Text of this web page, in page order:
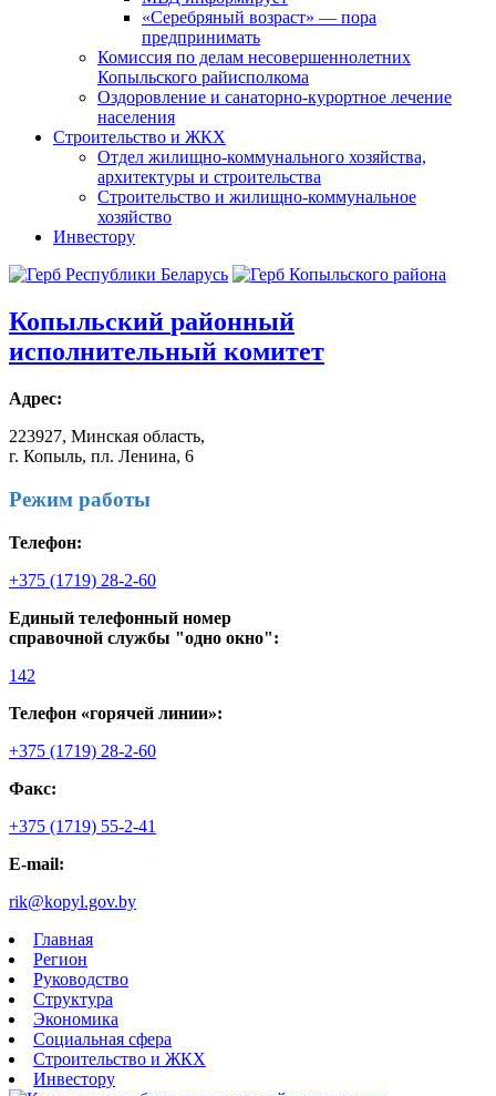
«Серебряный возраст» — пора
предпринимать
Комиссия по делам несовершеннолетних
Копыльского райисполкома
Оздоровление и санаторно-курортное лечение
населения
Строительство и ЖКХ
Отдел жилищно-коммунального хозяйства,
архитектуры и строительства
Строительство и жилищно-коммунальное
хозяйство
Инвестору
Копыльский районный
исполнительный комитет
Адрес:
223927, Минская область,
г. Копыль, пл. Ленина, 6
Режим работы
Телефон:
+375 (1719) 28-2-60
Единый телефонный номер
справочной службы "одно окно":
142
Телефон «горячей линии»:
+375 (1719) 28-2-60
Факс:
+375 (1719) 55-2-41
E-mail:
rik@kopyl.gov.by
Главная
Регион
Руководство
Структура
Экономика
Социальная сфера
Строительство и ЖКХ
Инвестору